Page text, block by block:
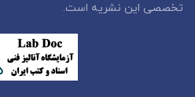
تخصصی این نشریه است.